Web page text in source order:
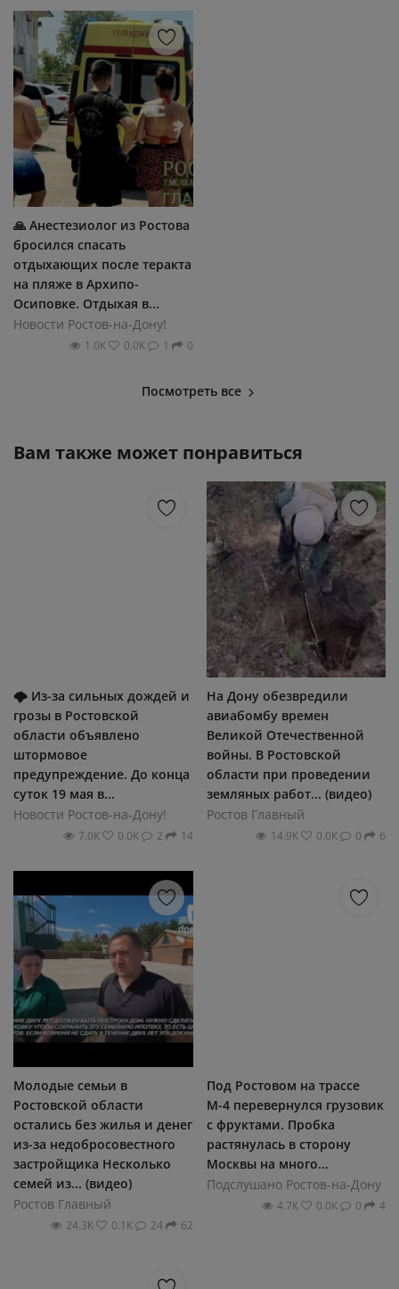
🙏 Анестезиолог из Ростова
бросился спасать
отдыхающих после теракта
на пляже в Архипо-
Осиповке. Отдыхая в...
Новости Ростов-на-Дону!
1.0К 0.0К 1 0
Посмотреть все
Вам также может понравиться
🌩 Из-за сильных дождей и
грозы в Ростовской
области объявлено
штормовое
предупреждение. До конца
суток 19 мая в...
Новости Ростов-на-Дону!
7.0К 0.0К 2 14
На Дону обезвредили
авиабомбу времен
Великой Отечественной
войны. В Ростовской
области при проведении
земляных работ... (видео)
Ростов Главный
14.9К 0.0К 0 6
Молодые семьи в
Ростовской области
остались без жилья и денег
из-за недобросовестного
застройщика Несколько
семей из... (видео)
Ростов Главный
24.3К 0.1К 24 62
Под Ростовом на трассе
М-4 перевернулся грузовик
с фруктами. Пробка
растянулась в сторону
Москвы на много...
Подслушано Ростов-на-Дону
4.7К 0.0К 0 4